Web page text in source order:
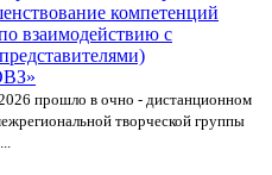
прошло в очно - дистанционном
творческой группы